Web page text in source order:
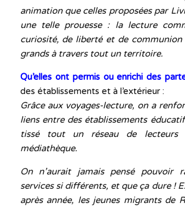
animation que celles proposées par
une telle prouesse : la lecture
curiosité, de liberté et de
grands à travers tout un territoire.
Qu’elles ont permis ou enrichi des
des établissements et à l’extérieur :
Grâce aux voyages-lecture, on a
liens entre des établissements
tissé tout un réseau de
médiathèque.
On n’aurait jamais pensé pouvoir
services si différents, et que ça dure !
après année, les jeunes migrants de